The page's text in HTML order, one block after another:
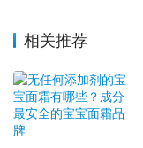
相关推荐